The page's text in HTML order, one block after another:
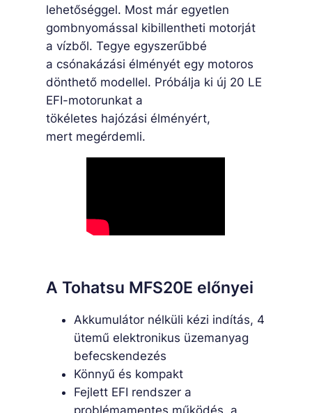
lehetőséggel. Most már egyetlen
gombnyomással kibillentheti motorját
a vízből. Tegye egyszerűbbé
a csónakázási élményét egy motoros
dönthető modellel. Próbálja ki új 20 LE
EFI-motorunkat a
tökéletes hajózási élményért,
mert megérdemli.
A Tohatsu MFS20E előnyei
Akkumulátor nélküli kézi indítás, 4
ütemű elektronikus üzemanyag
befecskendezés
Könnyű és kompakt
Fejlett EFI rendszer a